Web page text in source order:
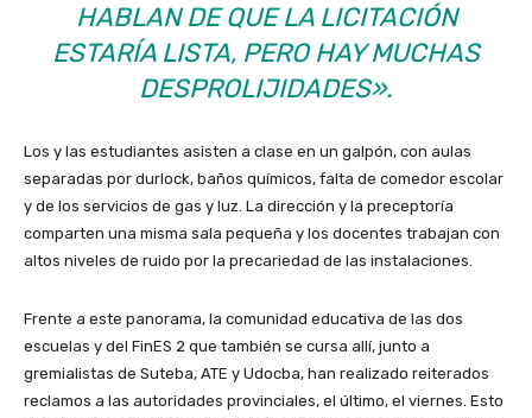
HABLAN DE QUE LA LICITACIÓN
ESTARÍA LISTA, PERO HAY MUCHAS
DESPROLIJIDADES».
Los y las estudiantes asisten a clase en un galpón, con aulas
separadas por durlock, baños químicos, falta de comedor escolar
y de los servicios de gas y luz. La dirección y la preceptoría
comparten una misma sala pequeña y los docentes trabajan con
altos niveles de ruido por la precariedad de las instalaciones.
Frente a este panorama, la comunidad educativa de las dos
escuelas y del FinES 2 que también se cursa allí, junto a
gremialistas de Suteba, ATE y Udocba, han realizado reiterados
reclamos a las autoridades provinciales, el último, el viernes. Esto